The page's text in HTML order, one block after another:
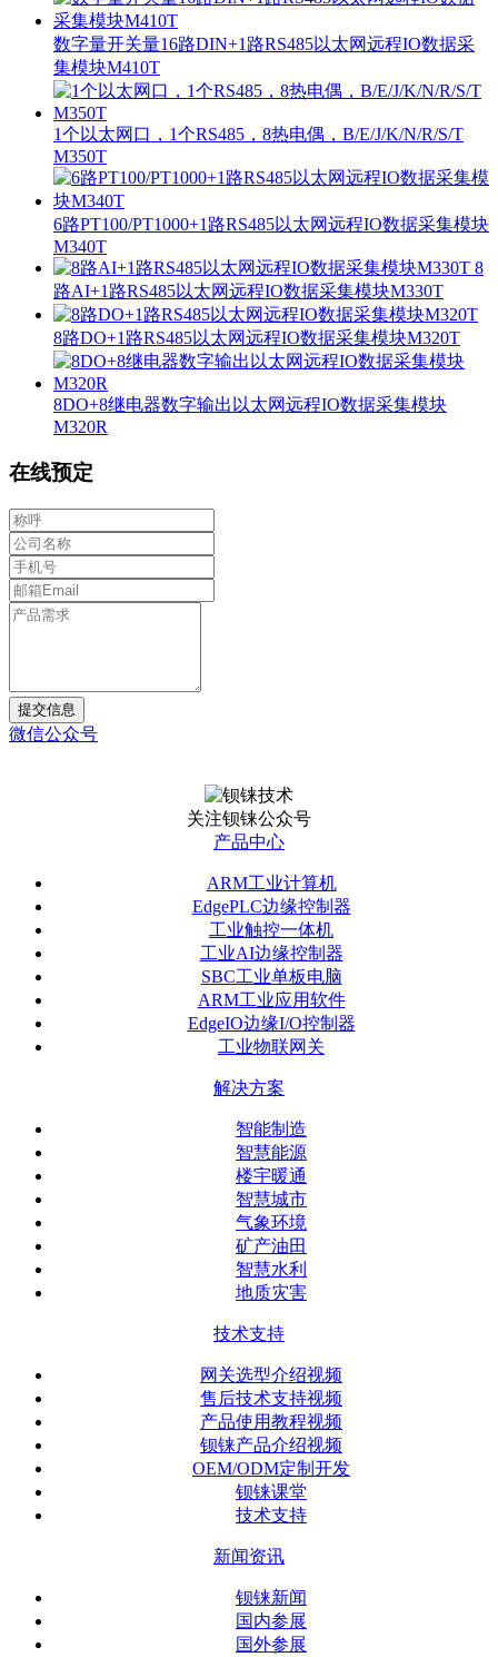
数字量开关量16路DIN+1路RS485以太网远程IO数据采
集模块M410T
1个以太网口，1个RS485，8热电偶，B/E/J/K/N/R/S/T
M350T
6路PT100/PT1000+1路RS485以太网远程IO数据采集模块
M340T
8
路AI+1路RS485以太网远程IO数据采集模块M330T
8路DO+1路RS485以太网远程IO数据采集模块M320T
8DO+8继电器数字输出以太网远程IO数据采集模块
M320R
在线预定
提交信息
微信公众号
关注钡铼公众号
产品中心
ARM工业计算机
EdgePLC边缘控制器
工业触控一体机
工业AI边缘控制器
SBC工业单板电脑
ARM工业应用软件
EdgeIO边缘I/O控制器
工业物联网关
解决方案
智能制造
智慧能源
楼宇暖通
智慧城市
气象环境
矿产油田
智慧水利
地质灾害
技术支持
网关选型介绍视频
售后技术支持视频
产品使用教程视频
钡铼产品介绍视频
OEM/ODM定制开发
钡铼课堂
技术支持
新闻资讯
钡铼新闻
国内参展
国外参展